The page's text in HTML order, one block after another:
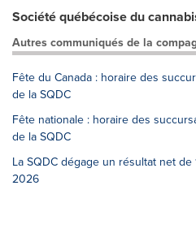
Société québécoise du
Autres communiqués de la
Fête du Canada : horaire des
de la SQDC
Fête nationale : horaire des
de la SQDC
La SQDC dégage un résultat net
2026